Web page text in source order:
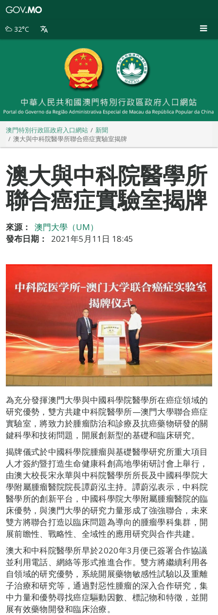
別
32°C
澳門特別行政區政府入口網站
新聞
澳大與中科院醫學所聯合癌症實驗室揭牌
澳大與中科院醫學所
聯合癌症實驗室揭牌
來源：
澳門大學（UM）
發布日期：
2021年5月11日 18:45
為充分發揮澳門大學與中國科學院醫學所在癌症領域的
研究優勢，雙方共建中科院醫學所—澳門大學聯合癌症
實驗室，將致力於腫瘤防治和診療及抗癌藥物研發的關
鍵科學和技術問題，開展創新型的基礎和臨床研究。
揭牌儀式於中國科學院腫瘤與基礎醫學研究所重大項目
人才簽約暨打造生命健康科創高地學術研討會上舉行，
由澳大校長宋永華與中科院醫學所所長及中國科學院大
學附屬腫瘤醫院院長譚蔚泓主持。譚蔚泓表示，中科院
醫學所的創新平台，中國科學院大學附屬腫瘤醫院的臨
床優勢，與澳門大學的研究力量形成了強強聯合，未來
雙方將聯合打造以臨床問題為導向的腫瘤學科集群，開
展前瞻性、戰略性、全域性的應用研究與合作共建。
澳大和中科院醫學所早於2020年3月便已簽署合作協議
並利用電話、網絡等形式推進合作。雙方將繼續利用各
自領域的研究優勢，系統開展藥物敏感性試驗以及重離
子治療和研究等，通過對惡性腫瘤的深入合作研究，集
中力量和優勢尋找癌症驅動因數、標記物和特徵，並開
展有效藥物開發和臨床治療。